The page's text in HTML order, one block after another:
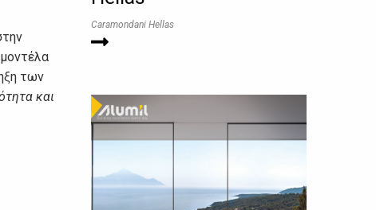
των
και
Caramondani Hellas